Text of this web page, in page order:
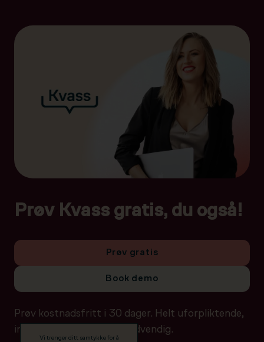
Prøv Kvass gratis, du også!
Prøv gratis
Book demo
Prøv kostnadsfritt i 30 dager. Helt uforpliktende,
ingen betalingsdetaljer nødvendig.
Vi trenger ditt samtykke for å